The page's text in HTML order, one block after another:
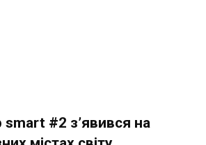
smart #2 з’явився на